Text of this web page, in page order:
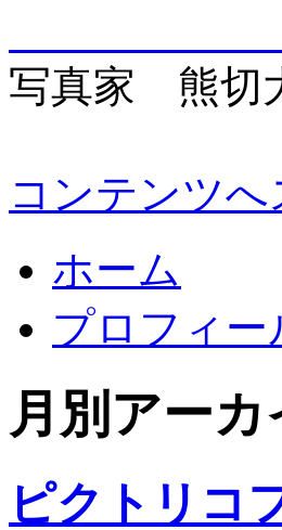
写真家 熊切
コンテンツ
ホーム
プロフィー
月別アーカ
ピクトリコ